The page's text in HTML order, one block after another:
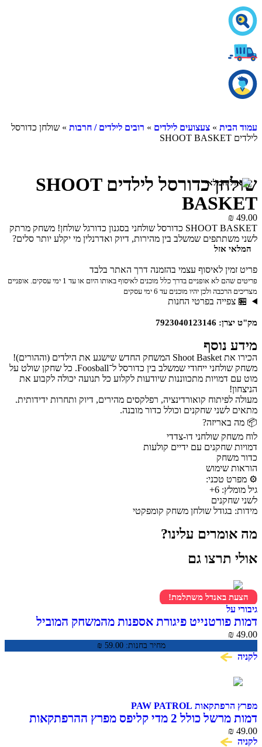
עמוד הבית » צעצועים לילדים » רובים לילדים / חרבות » שולחן כדורסל
לילדים SHOOT BASKET
שולחן כדורסל לילדים SHOOT
BASKET
₪ 49.00
SHOOT BASKET כדורסל שולחני בסגנון כדורגל שולחן! משחק מרתק
לשני משתתפים שמשלב בין מהירות, דיוק ואדרנלין מי יקלע יותר סלים?
המלאי אזל
פריט זמין לאיסוף עצמי בהזמנה דרך האתר בלבד
פריטים שהם לא אופניים בדרך כלל מוכנים לאיסוף באותו היום או עד 1 ימי עסקים. אופניים
מצריכים הרכבה ולכן יהיו מוכנים עד 6 ימי עסקים
🏪 צפייה בפרטי החנות
מק"ט יצרן: 7923040123146
מידע נוסף
הכירו את Shoot Basket המשחק החדש שישגע את הילדים (וההורים)!
משחק שולחני ייחודי שמשלב בין כדורסל ל־Foosball. כל שחקן שולט על
מוט עם דמויות מתכווננות שיודעות לקלוע כל תנועה יכולה לקבוע את
הניצחון!
מעולה לפיתוח קואורדינציה, רפלקסים מהירים, דיוק ותחרות ידידותית.
מתאים לשני שחקנים וכולל כדור מובנה.
📦 מה באריזה?
לוח משחק שולחני דו-צדדי
דמויות שחקנים עם ידיים קולעות
כדור משחק
הוראות שימוש
⚙️ מפרט טכני:
גיל מומלץ: 6+
לשני שחקנים
מידות: בגודל שולחן משחק קומפקטי
מה אומרים עלינו?
אולי תרצו גם
הצעת באנדל משתלמת!
גיבורי על
דמות פורטנייט פיגורת אספנות מהמשחק המוביל
Frozen Fishstick Fortnite
מחיר בחנות: ₪ 59.00
₪ 49.00
לקניה
מפרץ הרפתקאות PAW PATROL
דמות מרשל כולל 2 מדי קליפס מפרץ ההרפתקאות
Action Pack Marshall
₪ 49.00
לקניה